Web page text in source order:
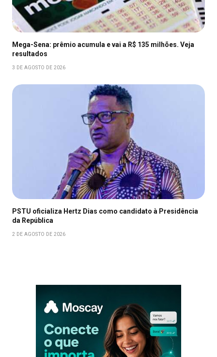
Mega-Sena: prêmio acumula e vai a R$ 135 milhões. Veja
resultados
3 DE AGOSTO DE 2026
PSTU oficializa Hertz Dias como candidato à Presidência
da República
2 DE AGOSTO DE 2026